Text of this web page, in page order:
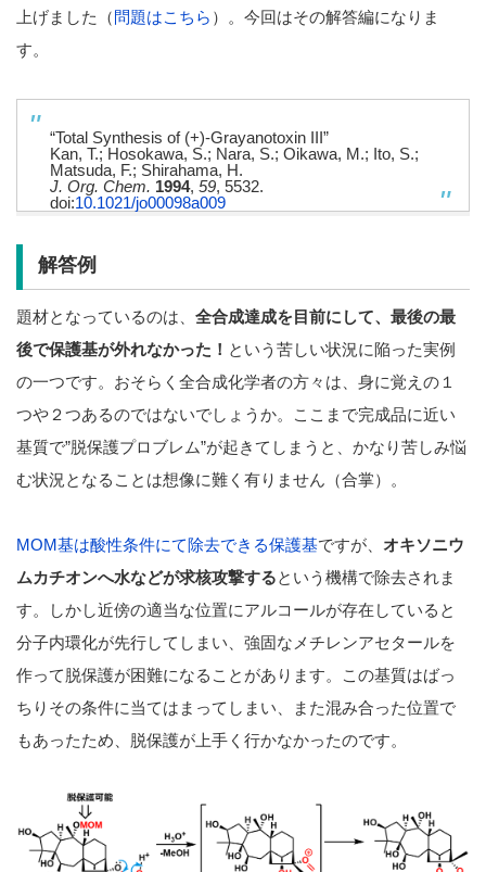
上げました（問題はこちら ）。今回はその解答編になりま
す。
“Total Synthesis of (+)-Grayanotoxin III”
Kan, T.; Hosokawa, S.; Nara, S.; Oikawa, M.; Ito, S.;
Matsuda, F.; Shirahama, H.
J. Org. Chem. 1994, 59, 5532.
doi:10.1021/jo00098a009
解答例
題材となっているのは、 全合成達成を目前にして、最後の最
後で保護基が外れなかった！ という苦しい状況に陥った実例
の一つです。おそらく全合成化学者の方々は、身に覚えの１
つや２つあるのではないでしょうか。ここまで完成品に近い
基質で”脱保護プロブレム”が起きてしまうと、かなり苦しみ悩
む状況となることは想像に難く有りません（合掌）。
MOM基は酸性条件にて除去できる保護基ですが、 オキソニウ
ムカチオンへ水などが求核攻撃するという機構で除去されま
す。しかし近傍の適当な位置にアルコールが存在していると
分子内環化が先行してしまい、強固なメチレンアセタールを
作って脱保護が困難になることがあります。この基質はばっ
ちりその条件に当てはまってしまい、また混み合った位置で
もあったため、脱保護が上手く行かなかったのです。